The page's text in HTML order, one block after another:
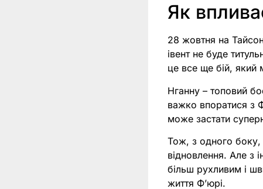
Як
28 жовтня на
івент не буде
це все ще бій, який
Нганну – топовий
важко впоратися з
може застати
Тож, з одного боку,
відновлення. Але з
більш рухливим і
життя Фʼюрі.